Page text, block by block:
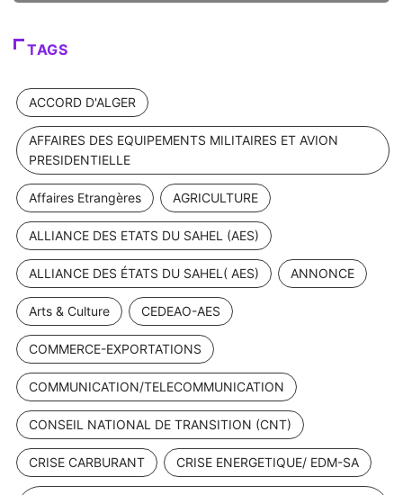
TAGS
ACCORD D'ALGER
AFFAIRES DES EQUIPEMENTS MILITAIRES ET AVION
PRESIDENTIELLE
Affaires Etrangères AGRICULTURE
ALLIANCE DES ETATS DU SAHEL (AES)
ALLIANCE DES ÉTATS DU SAHEL( AES) ANNONCE
Arts & Culture CEDEAO-AES
COMMERCE-EXPORTATIONS
COMMUNICATION/TELECOMMUNICATION
CONSEIL NATIONAL DE TRANSITION (CNT)
CRISE CARBURANT CRISE ENERGETIQUE/ EDM-SA